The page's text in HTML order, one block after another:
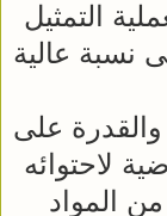
التمثيل
نسبة عالية
والقدرة على
لاحتوائه
من المواد